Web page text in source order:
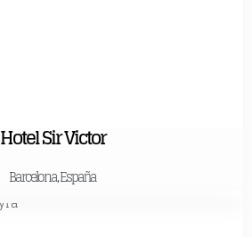
Hotel Sir Victor
Barcelona, España